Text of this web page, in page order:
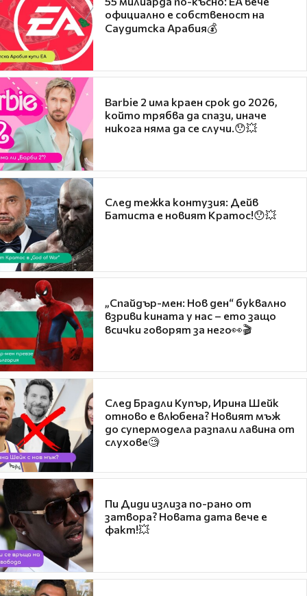
официално е собственост на
Саудитска Арабия💰
Barbie 2 има краен срок до 2026,
който трябва да спази, иначе
никога няма да се случи.😯💥
След тежка контузия: Дейв
Батиста е новият Кратос!😯💥
„Спайдър-мен: Нов ден“ буквално
взриви кината у нас – ето защо
всички говорят за него👀🎬
След Брадли Купър, Ирина Шейк
отново е влюбена? Новият мъж
до супермодела разпали лавина от
слухове🧐
Пи Диди излиза по-рано от
затвора? Новата дата вече е
факт!💥